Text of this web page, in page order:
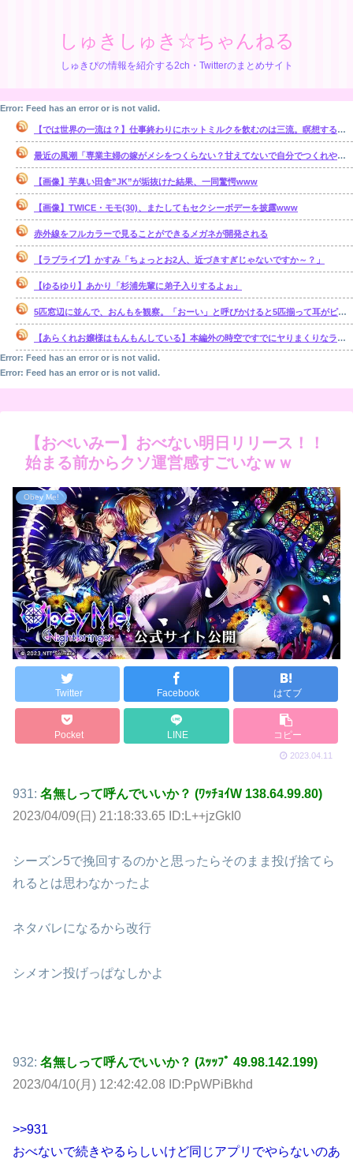
しゅきしゅき☆ちゃんねる
しゅきぴの情報を紹介する2ch・Twitterのまとめサイト
Error: Feed has an error or is not valid.
【では世界の一流は？】仕事終わりにホットミルクを飲むのは三流。瞑想するのは二流
最近の風潮「専業主婦の嫁がメシをつくらない？甘えてないで自分でつくれやｗ」←これ正論なの？
【画像】芋臭い田舎”JK”が垢抜けた結果、一同驚愕www
【画像】TWICE・モモ(30)、またしてもセクシーボデーを披露www
赤外線をフルカラーで見ることができるメガネが開発される
【ラブライブ】かすみ「ちょっとお2人、近づきすぎじゃないですか～？」
【ゆるゆり】あかり「杉浦先輩に弟子入りするよぉ」
5匹窓辺に並んで、おんもを観察。「おーい」と呼びかけると5匹揃って耳がピッとコッチを向く。だが、ある単語を言うと・・・【再】
【あらくれお嬢様はもんもんしている】本編外の時空ですでにヤりまくりなラブコメっていいよね
Error: Feed has an error or is not valid.
Error: Feed has an error or is not valid.
【おべいみー】おべない明日リリース！！
始まる前からクソ運営感すごいなｗｗ
Obey Me!
Twitter Facebook はてブ
Pocket LINE コピー
2023.04.11
931: 名無しって呼んでいいか？ (ﾜｯﾁｮｲW 138.64.99.80)
2023/04/09(日) 21:18:33.65 ID:L++jzGkI0
シーズン5で挽回するのかと思ったらそのまま投げ捨てら
れるとは思わなかったよ
ネタバレになるから改行
シメオン投げっぱなしかよ
932: 名無しって呼んでいいか？ (ｽｯｯﾌﾟ 49.98.142.199)
2023/04/10(月) 12:42:42.08 ID:PpWPiBkhd
>>931
おべないで続きやるらしいけど同じアプリでやらないのあ